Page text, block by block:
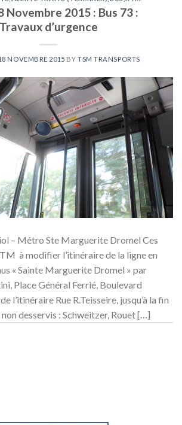
Novembre 2015 : Bus 73 :
Travaux d’urgence
NOVEMBRE 2015 BY TSM TRANSPORTS
– Métro Ste Marguerite Dromel Ces
à modifier l’itinéraire de la ligne en
« Sainte Marguerite Dromel » par
Place Général Ferrié, Boulevard
l’itinéraire Rue R.Teisseire, jusqu’à la fin
desservis : Schweitzer, Rouet […]